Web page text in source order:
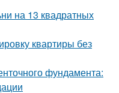
на 13 квадратных
квартиры без
фундамента: